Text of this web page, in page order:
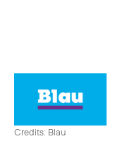
Credits: Blau